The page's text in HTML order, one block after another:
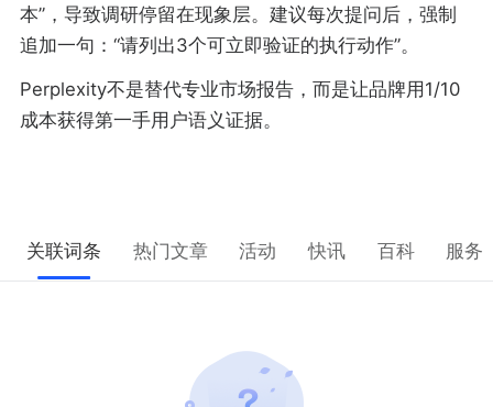
本”，导致调研停留在现象层。建议每次提问后，强制
追加一句：“请列出3个可立即验证的执行动作”。
Perplexity不是替代专业市场报告，而是让品牌用1/10
成本获得第一手用户语义证据。
关联词条 热门文章 活动 快讯 百科 服务